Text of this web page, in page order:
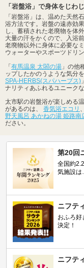
「岩盤浴」で身体をじわ
「岩盤浴」は、温めた天然
浴方法です。岩盤の遠赤効
し、蓄積された老廃物を体
大量の汗をかくので、入浴
老廃物以外に身体に必要な
ウォーターやスポーツドリ
「有馬温泉 太閤の湯 」の他
ップしたかのうような気分
SPA-HERBS(スパハーブス)
ナリティあふれるユニーク
太市駅の岩盤浴が楽しめる
があるのは、 香気浴エコリ
野天風呂 あかねの湯 姫路南
ださい。
第20回
全国約
気施設
ニフテ
おふろ好
決定！
ニフテ